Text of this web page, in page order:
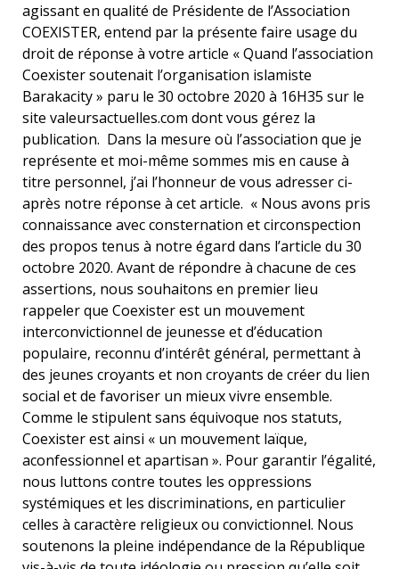
agissant en qualité de Présidente de l’Association
COEXISTER, entend par la présente faire usage du
droit de réponse à votre article « Quand l’association
Coexister soutenait l’organisation islamiste
Barakacity » paru le 30 octobre 2020 à 16H35 sur le
site valeursactuelles.com dont vous gérez la
publication. Dans la mesure où l’association que je
représente et moi-même sommes mis en cause à
titre personnel, j’ai l’honneur de vous adresser ci-
après notre réponse à cet article. « Nous avons pris
connaissance avec consternation et circonspection
des propos tenus à notre égard dans l’article du 30
octobre 2020. Avant de répondre à chacune de ces
assertions, nous souhaitons en premier lieu
rappeler que Coexister est un mouvement
interconvictionnel de jeunesse et d’éducation
populaire, reconnu d’intérêt général, permettant à
des jeunes croyants et non croyants de créer du lien
social et de favoriser un mieux vivre ensemble.
Comme le stipulent sans équivoque nos statuts,
Coexister est ainsi « un mouvement laïque,
aconfessionnel et apartisan ». Pour garantir l’égalité,
nous luttons contre toutes les oppressions
systémiques et les discriminations, en particulier
celles à caractère religieux ou convictionnel. Nous
soutenons la pleine indépendance de la République